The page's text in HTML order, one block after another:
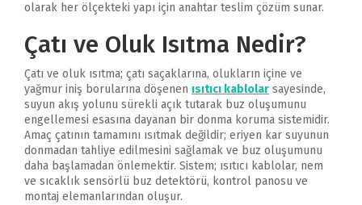
olarak her ölçekteki yapı için anahtar teslim çözüm sunar.
Çatı ve Oluk Isıtma Nedir?
Çatı ve oluk ısıtma; çatı saçaklarına, olukların içine ve
yağmur iniş borularına döşenen ısıtıcı kablolar sayesinde,
suyun akış yolunu sürekli açık tutarak buz oluşumunu
engellemesi esasına dayanan bir donma koruma sistemidir.
Amaç çatının tamamını ısıtmak değildir; eriyen kar suyunun
donmadan tahliye edilmesini sağlamak ve buz oluşumunu
daha başlamadan önlemektir. Sistem; ısıtıcı kablolar, nem
ve sıcaklık sensörlü buz detektörü, kontrol panosu ve
montaj elemanlarından oluşur.